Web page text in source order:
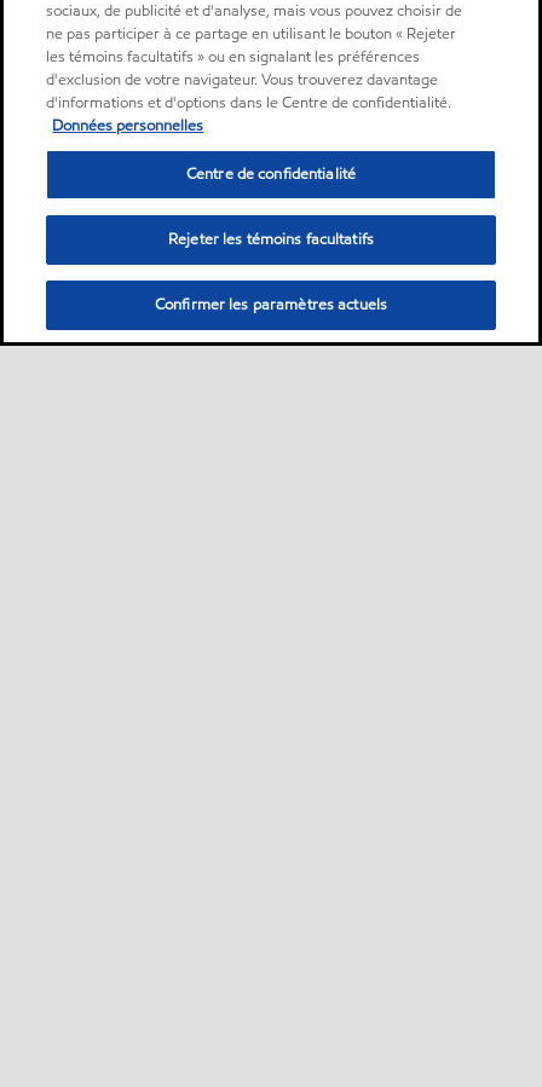
sociaux, de publicité et d'analyse, mais vous pouvez choisir de
ne pas participer à ce partage en utilisant le bouton « Rejeter
les témoins facultatifs » ou en signalant les préférences
d'exclusion de votre navigateur. Vous trouverez davantage
d'informations et d'options dans le Centre de confidentialité.
Données personnelles
Centre de confidentialité
Rejeter les témoins facultatifs
Confirmer les paramètres actuels